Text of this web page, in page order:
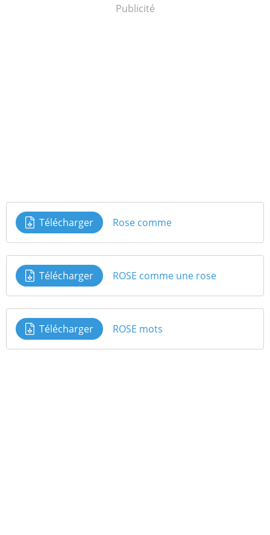
Publicité
Télécharger Rose comme
Télécharger ROSE comme une rose
Télécharger ROSE mots